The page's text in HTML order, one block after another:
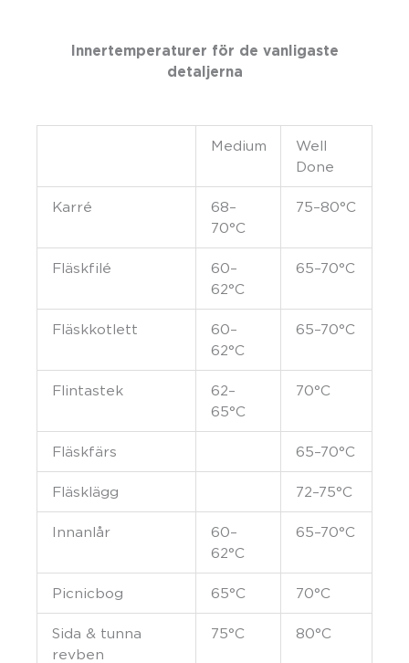
Innertemperaturer för de vanligaste
detaljerna
Medium
Well
Done
Karré
68–
70°C
75–80°C
Fläskfilé
60–
62°C
65–70°C
Fläskkotlett
60–
62°C
65–70°C
Flintastek
62–
65°C
70°C
Fläskfärs 65–70°C
Fläsklägg 72–75°C
Innanlår
60–
62°C
65–70°C
Picnicbog 65°C 70°C
Sida & tunna
revben
75°C 80°C